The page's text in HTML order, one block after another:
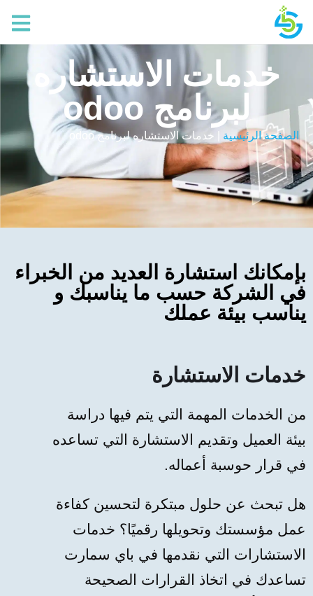
خدمات الاستشاره
لبرنامج odoo
الصفحة الرئيسية خدمات الاستشاره لبرنامج odoo
بإمكانك استشارة العديد من الخبراء
في الشركة حسب ما يناسبك و
يناسب بيئة عملك
خدمات الاستشارة
من الخدمات المهمة التي يتم فيها دراسة
بيئة العميل وتقديم الاستشارة التي تساعده
في قرار حوسبة أعماله.
هل تبحث عن حلول مبتكرة لتحسين كفاءة
عمل مؤسستك وتحويلها رقميًا؟ خدمات
الاستشارات التي نقدمها في باي سمارت
تساعدك في اتخاذ القرارات الصحيحة